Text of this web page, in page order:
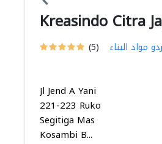
Kreasindo Citra
(5) مواد البناء
Jl Jend A Yani
221-223 Ruko
Segitiga Mas
Kosambi B...